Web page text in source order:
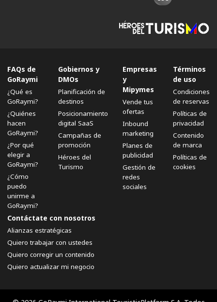
FAQs de
GoRaymi
¿Qué es
GoRaymi?
¿Quiénes
hacen
GoRaymi?
¿Por qué
elegir a
GoRaymi?
¿Cómo
puedo
unirme a
GoRaymi?
Gobiernos y
DMOs
Planificación de
destinos
Posicionamiento
digital SaaS
Campañas de
promoción
Héroes del
Turismo
Empresas
y
Mipymes
Vende tus
ofertas
Inbound
marketing
Planes de
publicidad
Gestión de
redes
sociales
Términos
de uso
Condiciones
de reservas
Políticas de
privacidad
Contenido
de marca
Políticas de
cookies
Contáctate con nosotros
Alianzas estratégicas
Quiero trabajar con ustedes
Quiero corregir un contenido
Quiero actualizar mi negocio